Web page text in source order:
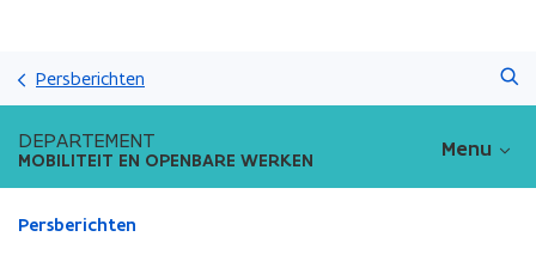
inhoud
Persberichten
DEPARTEMENT
MOBILITEIT EN OPENBARE WERKEN Menu
Gedaan
Persberichten